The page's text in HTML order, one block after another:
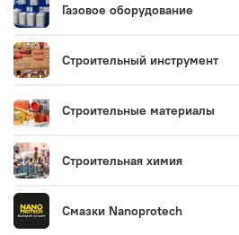
Газовое оборудование
Строительный инструмент
Строительные материалы
Строительная химия
Смазки Nanoprotech